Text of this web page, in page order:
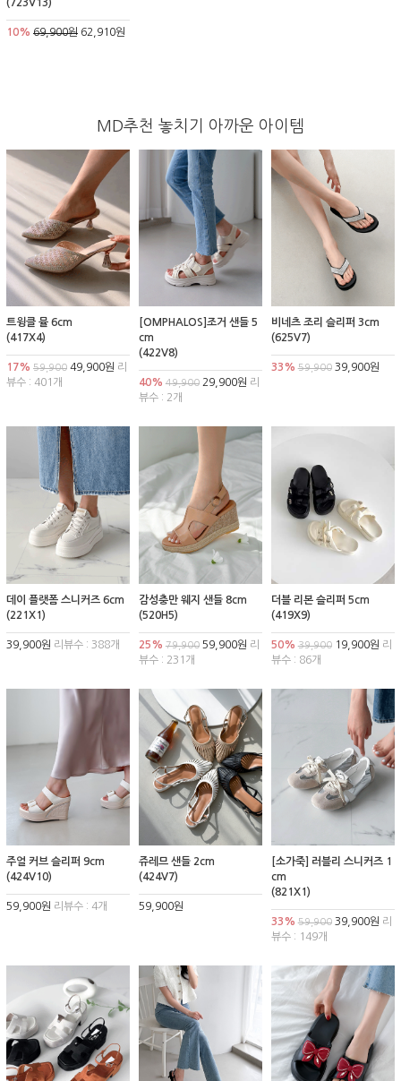
(723V13)
10% 69,900원 62,910원
MD추천 놓치기 아까운 아이템
트윙클 뮬 6cm
(417X4)
17% 59,900 49,900원 리
뷰수 : 401개
[OMPHALOS]조거 샌들 5
cm
(422V8)
40% 49,90029,900원 리
뷰수 : 2개
비네츠 조리 슬리퍼 3cm
(625V7)
33% 59,90039,900원
데이 플랫폼 스니커즈 6cm
(221X1)
39,900원 리뷰수 : 388개
감성충만 웨지 샌들 8cm
(520H5)
25% 79,90059,900원 리
뷰수 : 231개
더블 리본 슬리퍼 5cm
(419X9)
50% 39,90019,900원 리
뷰수 : 86개
주얼 커브 슬리퍼 9cm
(424V10)
59,900원 리뷰수 : 4개
쥬레므 샌들 2cm
(424V7)
59,900원
[소가죽] 러블리 스니커즈 1
cm
(821X1)
33% 59,90039,900원 리
뷰수 : 149개